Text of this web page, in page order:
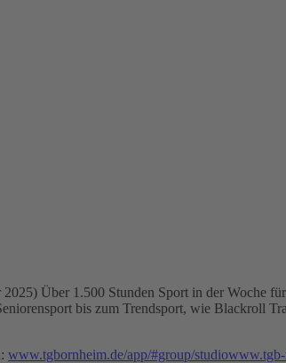
Über 1.500 Stunden Sport in der Woche
bis zum Trendsport, wie Blackroll
www.tgbornheim.de/app/#group/studiowww.tgb-